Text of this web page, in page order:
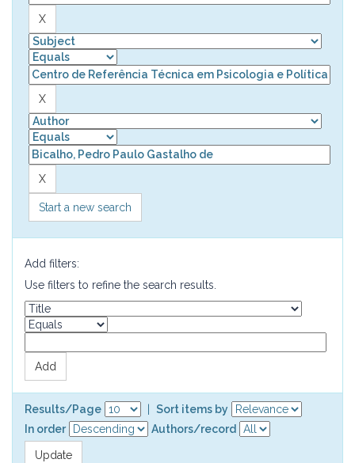
Start a new search
Add filters:
Use filters to refine the search results.
Results/Page
Sort items by
In order
Authors/record